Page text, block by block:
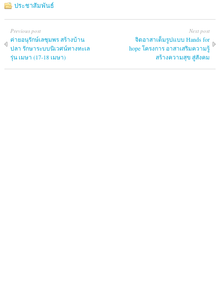
ประชาสัมพันธ์
Previous post
ค่ายอนุรักษ์เลชุมพร สร้างบ้าน
ปลา รักษาระบบนิเวศน์ทางทะเล
รุ่น เมษา (17-18 เมษา)
Next post
จิตอาสาเต็มรูปแบบ Hands for
hope โครงการ อาสาเสริมความรู้
สร้างความสุข สู่สังคม